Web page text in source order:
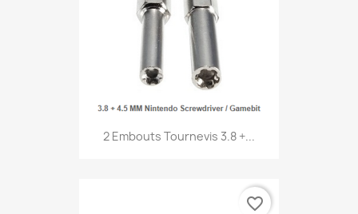
2 Embouts Tournevis 3.8 +...
favorite_border